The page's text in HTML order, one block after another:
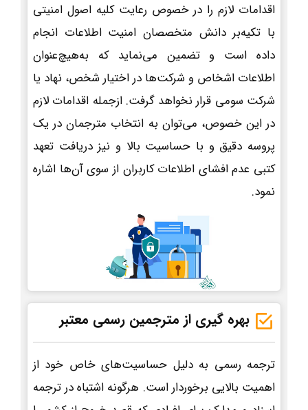
اقدامات لازم را در خصوص رعایت کلیه اصول امنیتی
با تکیه‌بر دانش متخصصان امنیت اطلاعات انجام
داده است و تضمین می‌نماید که به‌هیچ‌عنوان
اطلاعات اشخاص و شرکت‌ها در اختیار شخص، نهاد یا
شرکت سومی قرار نخواهد گرفت. ازجمله اقدامات لازم
در این خصوص، می‌توان به انتخاب مترجمان در یک
پروسه دقیق و با حساسیت بالا و نیز دریافت تعهد
کتبی عدم افشای اطلاعات کاربران از سوی آن‌ها اشاره
نمود.
بهره گیری از مترجمین رسمی معتبر
ترجمه رسمی به دلیل حساسیت‌های خاص خود از
اهمیت بالایی برخوردار است. هرگونه اشتباه در ترجمه